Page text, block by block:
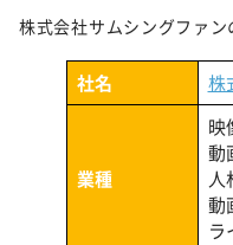
株式会社サムシングファン
社名 株
業種
映
動
動